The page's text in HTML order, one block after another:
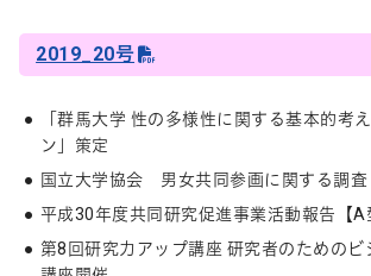
2019_20号
「群馬大学 性の多様性に関する基本的考
ン」策定
国立大学協会 男女共同参画に関する調査
平成30年度共同研究促進事業活動報告【A
第8回研究力アップ講座 研究者のためのビ